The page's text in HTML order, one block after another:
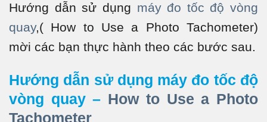
Hướng dẫn sử dụng máy đo tốc độ vòng
quay,( How to Use a Photo Tachometer)
mời các bạn thực hành theo các bước sau.
Hướng dẫn sử dụng máy đo tốc độ
vòng quay – How to Use a Photo
Tachometer